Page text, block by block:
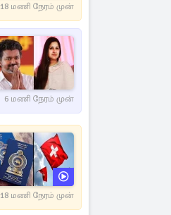
18 மணி நேரம் முன்
6 மணி நேரம் முன்
18 மணி நேரம் முன்